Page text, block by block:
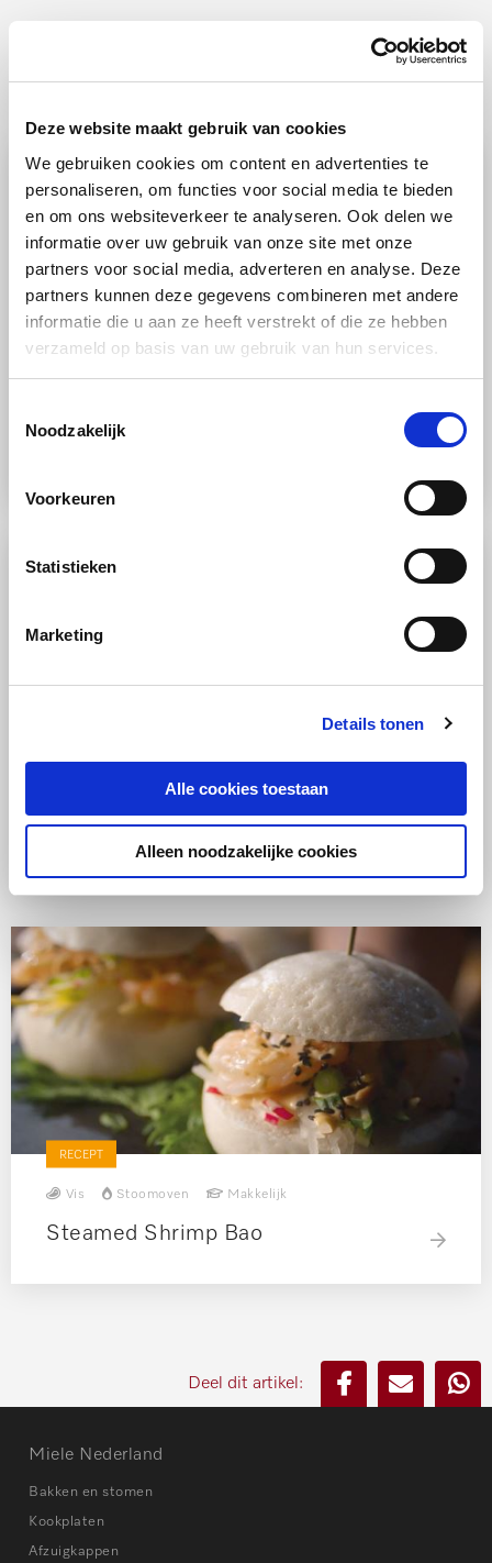
Deze website maakt gebruik van cookies
We gebruiken cookies om content en advertenties te
personaliseren, om functies voor social media te bieden
en om ons websiteverkeer te analyseren. Ook delen we
informatie over uw gebruik van onze site met onze
partners voor social media, adverteren en analyse. Deze
partners kunnen deze gegevens combineren met andere
informatie die u aan ze heeft verstrekt of die ze hebben
verzameld op basis van uw gebruik van hun services.
Noodzakelijk
Voorkeuren
Statistieken
Marketing
Details tonen
Alle cookies toestaan
Alleen noodzakelijke cookies
Ook lekker
RECEPT
Zeebaarspapillot
RECEPT
Vis Stoomoven Makkelijk
Steamed Shrimp Bao
Deel dit artikel:
Miele Nederland
Bakken en stomen
Kookplaten
Afzuigkappen